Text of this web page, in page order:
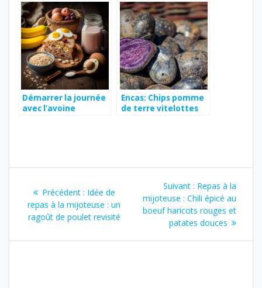
Démarrer la journée
avec l’avoine
Encas: Chips pomme
de terre vitelottes
de
l’article
Précédent : Article
précédent
:
Idée de
repas à la mijoteuse : un
ragoût de poulet revisité
Suivant : Article
suivant
:
Repas à la
mijoteuse : Chili épicé au
boeuf haricots rouges et
patates douces